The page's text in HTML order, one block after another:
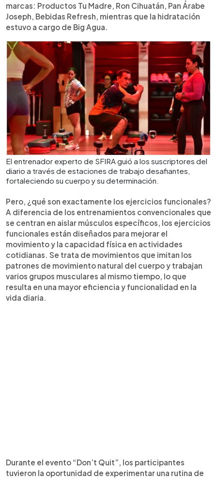
marcas: Productos Tu Madre, Ron Cihuatán, Pan Árabe
Joseph, Bebidas Refresh, mientras que la hidratación
estuvo a cargo de Big Agua.
El entrenador experto de SFIRA guió a los suscriptores del
diario a través de estaciones de trabajo desafiantes,
fortaleciendo su cuerpo y su determinación.
Pero, ¿qué son exactamente los ejercicios funcionales?
A diferencia de los entrenamientos convencionales que
se centran en aislar músculos específicos, los ejercicios
funcionales están diseñados para mejorar el
movimiento y la capacidad física en actividades
cotidianas. Se trata de movimientos que imitan los
patrones de movimiento natural del cuerpo y trabajan
varios grupos musculares al mismo tiempo, lo que
resulta en una mayor eficiencia y funcionalidad en la
vida diaria.
Durante el evento “Don’t Quit”, los participantes
tuvieron la oportunidad de experimentar una rutina de